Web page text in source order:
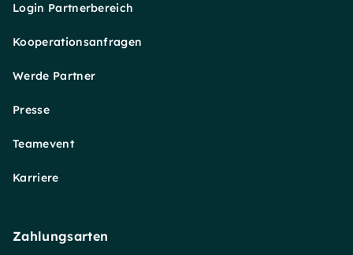
Login Partnerbereich
Kooperationsanfragen
Werde Partner
Presse
Teamevent
Karriere
Zahlungsarten